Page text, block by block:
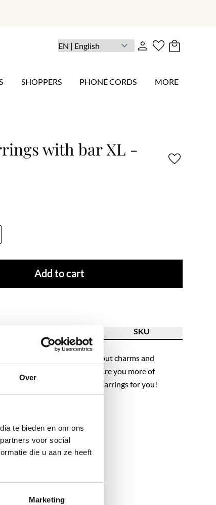
Over
te bieden en om ons
voor social
die u aan ze heeft
Marketing
SHOPPERS PHONE CORDS MORE
with bar XL -
Add to cart
SKU
can be worn with or without charms and
with our other earrings. Are you more of
Then these are the perfect earrings for you!